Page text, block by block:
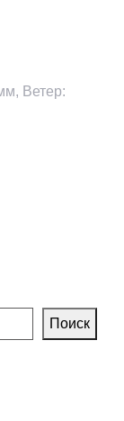
Ветер:
Поиск